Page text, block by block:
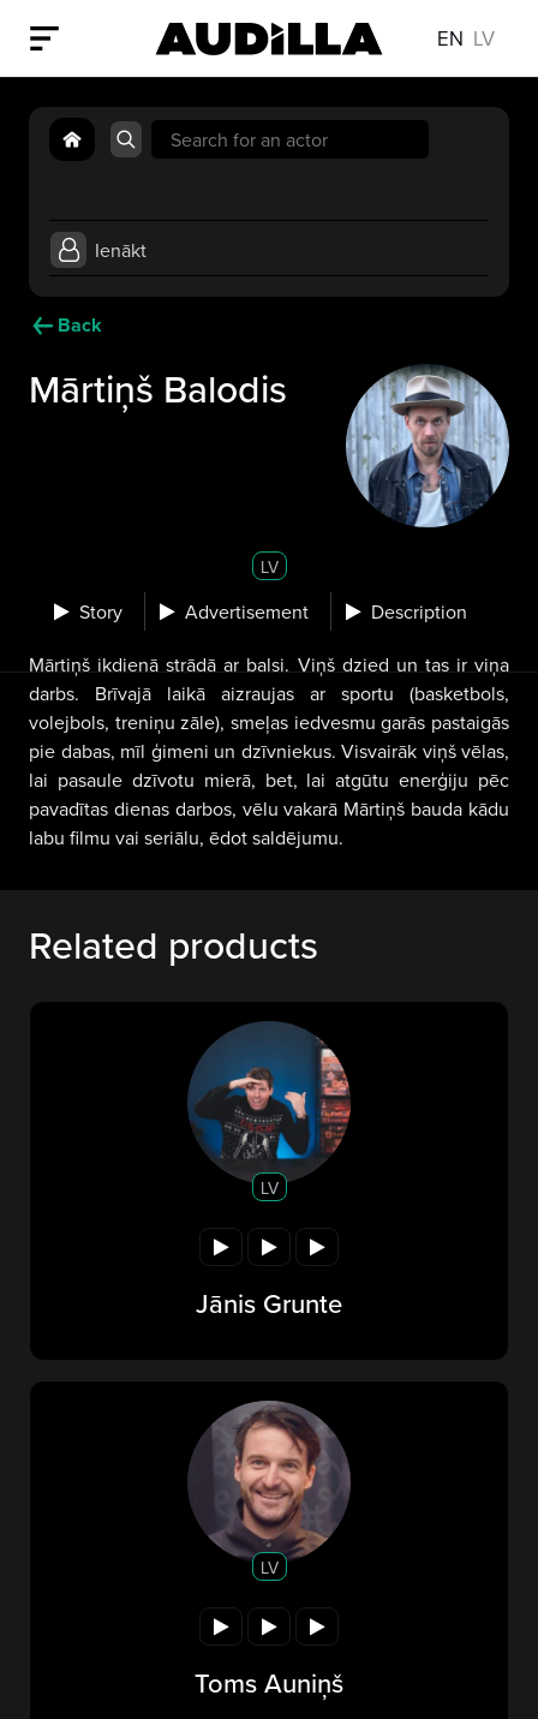
EN LV
Search
for:
Ienākt
Back
Mārtiņš Balodis
LV
Story Advertisement Description
Mārtiņš ikdienā strādā ar balsi. Viņš dzied un tas ir viņa
darbs. Brīvajā laikā aizraujas ar sportu (basketbols,
volejbols, treniņu zāle), smeļas iedvesmu garās pastaigās
pie dabas, mīl ģimeni un dzīvniekus. Visvairāk viņš vēlas,
lai pasaule dzīvotu mierā, bet, lai atgūtu enerģiju pēc
pavadītas dienas darbos, vēlu vakarā Mārtiņš bauda kādu
labu filmu vai seriālu, ēdot saldējumu.
Related products
LV
Jānis Grunte
LV
Toms Auniņš